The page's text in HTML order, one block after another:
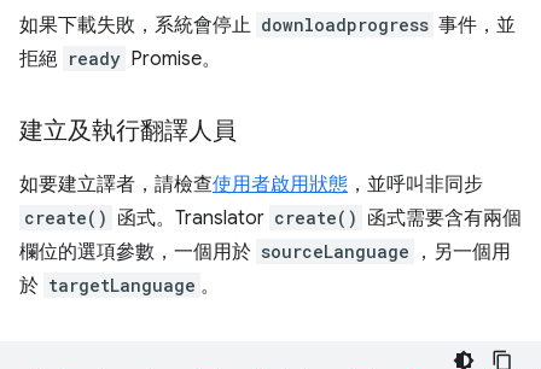
如果下載失敗，系統會停止 downloadprogress 事件，並
拒絕 ready Promise。
建立及執行翻譯人員
如要建立譯者，請檢查使用者啟用狀態 ，並呼叫非同步
create() 函式。Translator create() 函式需要含有兩個
欄位的選項參數，一個用於 sourceLanguage
，另一個用
於 targetLanguage 。